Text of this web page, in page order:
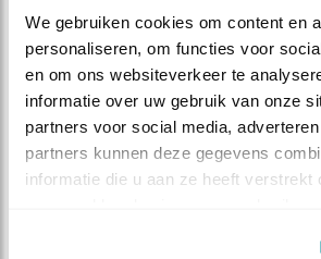
We gebruiken cookies om content en
personaliseren, om functies voor
en om ons websiteverkeer te
informatie over uw gebruik van onze
partners voor social media,
partners kunnen deze gegevens
informatie die u aan ze heeft verstrekt
Het Nederlands Instituut voor
KNAW) doet fundamenteel en
ecologisch onderzoek. Met meer
onderzoekers en studenten is het
grootste onderzoeksinstituten van
(KNAW). De NIOO-ers bestuderen